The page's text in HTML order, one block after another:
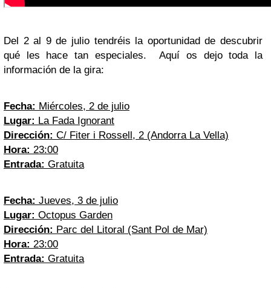
Del 2 al 9 de julio tendréis la oportunidad de descubrir
qué les hace tan especiales. Aquí os dejo toda la
información de la gira:
Fecha: Miércoles, 2 de julio
Lugar: La Fada Ignorant
Dirección: C/ Fiter i Rossell, 2 (Andorra La Vella)
Hora: 23:00
Entrada: Gratuita
Fecha: Jueves, 3 de julio
Lugar: Octopus Garden
Dirección: Parc del Litoral (Sant Pol de Mar)
Hora: 23:00
Entrada: Gratuita